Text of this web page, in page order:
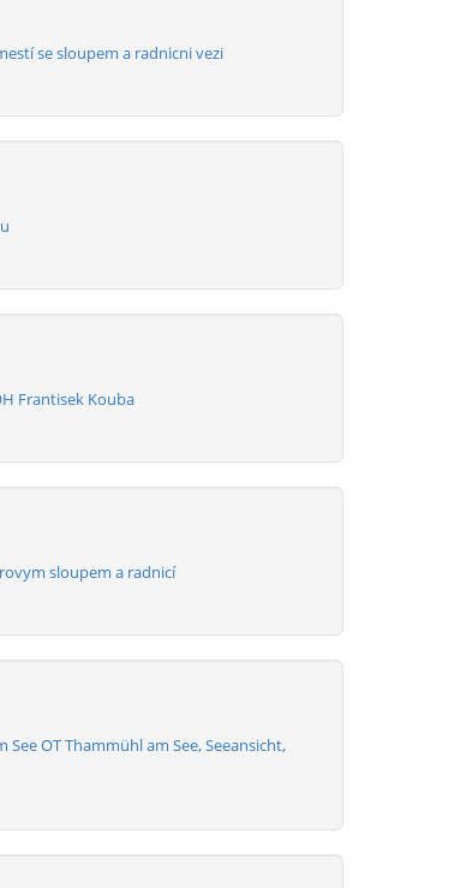
se sloupem a radnicni vezi
Frantisek Kouba
sloupem a radnicí
See OT Thammühl am See, Seeansicht,